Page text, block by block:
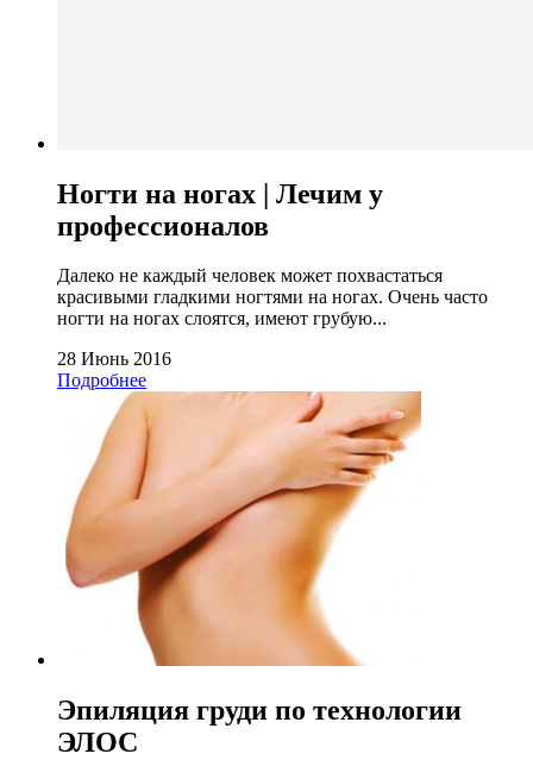
Ногти на ногах | Лечим у
профессионалов
Далеко не каждый человек может похвастаться
красивыми гладкими ногтями на ногах. Очень часто
ногти на ногах слоятся, имеют грубую...
28 Июнь 2016
Подробнее
Эпиляция груди по технологии
ЭЛОС